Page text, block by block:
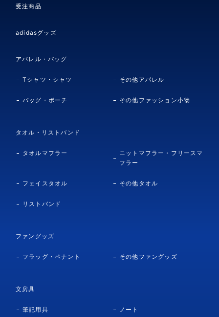
受注商品
adidasグッズ
アパレル・バッグ
Tシャツ・シャツ その他アパレル
バッグ・ポーチ その他ファッション小物
タオル・リストバンド
タオルマフラー
ニットマフラー・フリースマ
フラー
フェイスタオル その他タオル
リストバンド
ファングッズ
フラッグ・ペナント その他ファングッズ
文房具
筆記用具 ノート